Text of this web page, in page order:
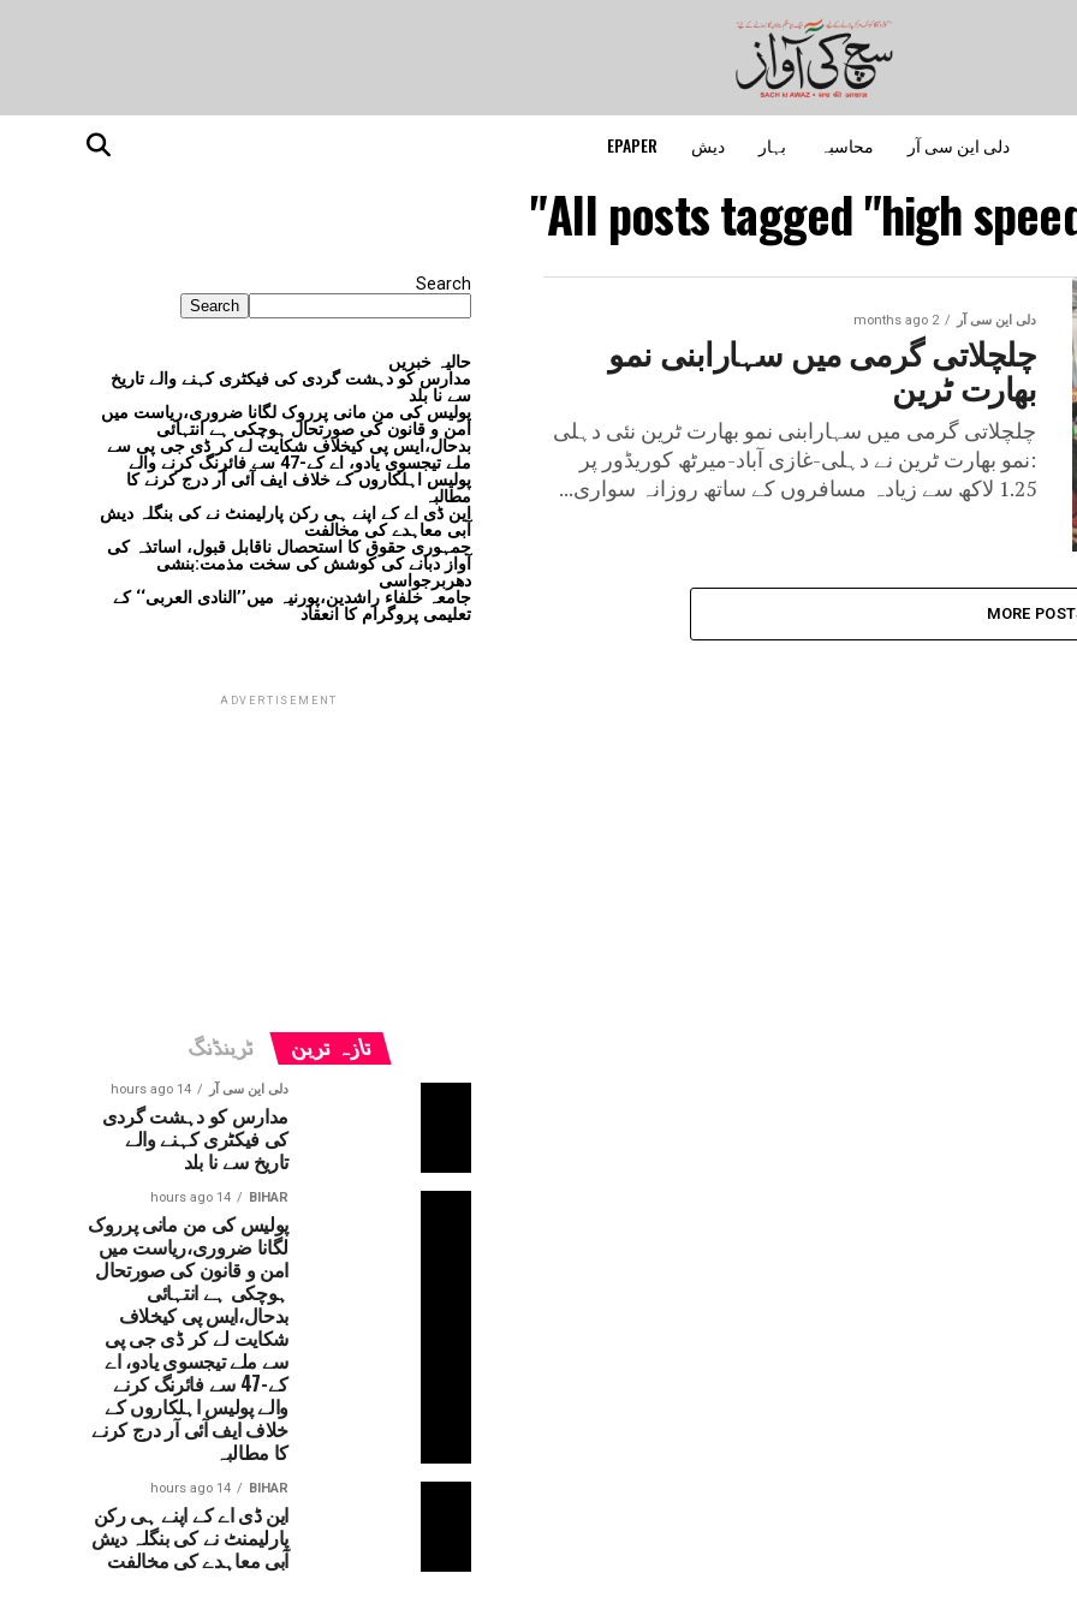
دلی این سی آر محاسبہ بہار دیش EPAPER
All posts tagged "high
دلی این سی آر 2 months ago
چلچلاتی گرمی میں سہارابنی نمو
بھارت ٹرین
چلچلاتی گرمی میں سہارابنی نمو بھارت ٹرین نئی دہلی
:نمو بھارت ٹرین نے دہلی-غازی آباد-میرٹھ کوریڈور پر
1.25 لاکھ سے زیادہ مسافروں کے ساتھ روزانہ سواری...
MORE
Search
Search
حالیہ خبریں
مدارس کو دہشت گردی کی فیکٹری کہنے والے تاریخ
سے نا بلد
پولیس کی من مانی پرروک لگانا ضروری،ریاست میں
امن و قانون کی صورتحال ہوچکی ہے انتہائی
بدحال،ایس پی کیخلاف شکایت لے کر ڈی جی پی سے
ملے تیجسوی یادو، اے کے-47 سے فائرنگ کرنے والے
پولیس اہلکاروں کے خلاف ایف آئی آر درج کرنے کا
مطالبہ
این ڈی اے کے اپنے ہی رکن پارلیمنٹ نے کی بنگلہ دیش
آبی معاہدے کی مخالفت
جمہوری حقوق کا استحصال ناقابل قبول، اساتذہ کی
آواز دبانے کی کوشش کی سخت مذمت:بنشی
دھربرجواسی
جامعہ خلفاء راشدین،پورنیہ میں’’النادی العربی‘‘ کے
تعلیمی پروگرام کا انعقاد
ADVERTISEMENT
تازہ ترین ٹرینڈنگ
دلی این سی آر 14 hours ago
مدارس کو دہشت گردی
کی فیکٹری کہنے والے
تاریخ سے نا بلد
BIHAR
14 hours ago
پولیس کی من مانی پرروک
لگانا ضروری،ریاست میں
امن و قانون کی صورتحال
ہوچکی ہے انتہائی
بدحال،ایس پی کیخلاف
شکایت لے کر ڈی جی پی
سے ملے تیجسوی یادو، اے
کے-47 سے فائرنگ کرنے
والے پولیس اہلکاروں کے
خلاف ایف آئی آر درج کرنے
کا مطالبہ
BIHAR
14 hours ago
این ڈی اے کے اپنے ہی رکن
پارلیمنٹ نے کی بنگلہ دیش
آبی معاہدے کی مخالفت